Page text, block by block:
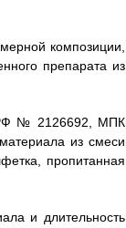
композиции,
препарата из
РФ № 2126692, МПК
из смеси
пропитанная
и длительность